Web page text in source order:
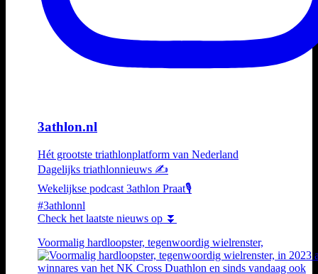
3athlon.nl
Hét grootste triathlonplatform van Nederland
Dagelijks triathlonnieuws ✍️
Wekelijkse podcast 3athlon Praat🎙️
#3athlonnl
Check het laatste nieuws op ⏬
Voormalig hardloopster, tegenwoordig wielrenster,